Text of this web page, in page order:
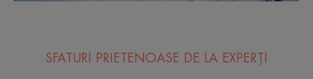
SFATURI PRIETENOASE DE LA EXPERȚI